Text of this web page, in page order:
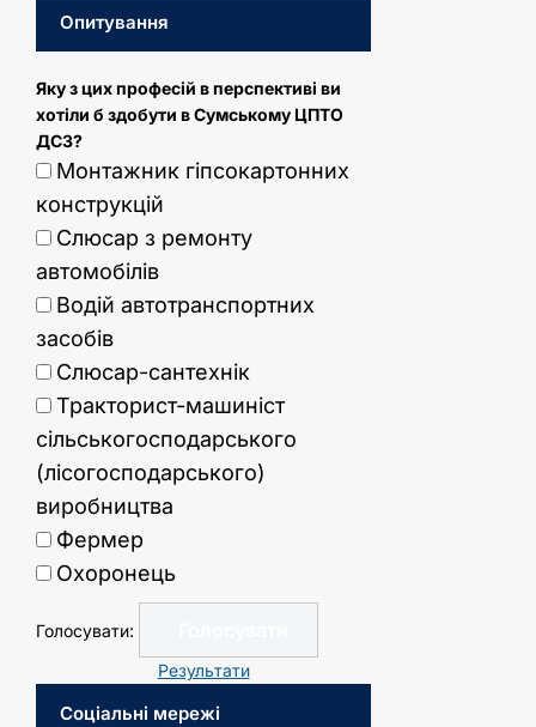
Опитування
Яку з цих професій в перспективі ви
хотіли б здобути в Сумському ЦПТО
ДСЗ?
Монтажник гіпсокартонних
конструкцій
Слюсар з ремонту
автомобілів
Водій автотранспортних
засобів
Слюсар-сантехнік
Тракторист-машиніст
сільськогосподарського
(лісогосподарського)
виробництва
Фермер
Охоронець
Голосувати:
Результати
Соціальні мережі